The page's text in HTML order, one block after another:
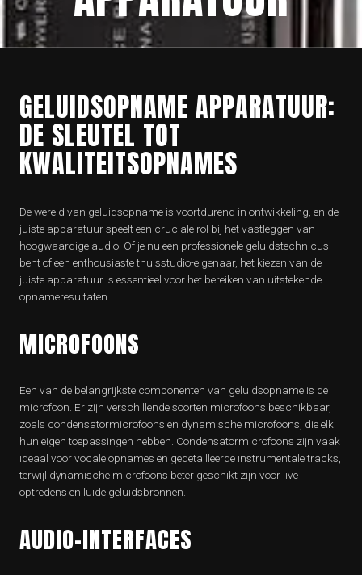
GELUIDSOPNAME APPARATUUR:
DE SLEUTEL TOT
KWALITEITSOPNAMES
De wereld van geluidsopname is voortdurend in ontwikkeling, en de
juiste apparatuur speelt een cruciale rol bij het vastleggen van
hoogwaardige audio. Of je nu een professionele geluidstechnicus
bent of een enthousiaste thuisstudio-eigenaar, het kiezen van de
juiste apparatuur is essentieel voor het bereiken van uitstekende
opnameresultaten.
MICROFOONS
Een van de belangrijkste componenten van geluidsopname is de
microfoon. Er zijn verschillende soorten microfoons beschikbaar,
zoals condensatormicrofoons en dynamische microfoons, die elk
hun eigen toepassingen hebben. Condensatormicrofoons zijn vaak
ideaal voor vocale opnames en gedetailleerde instrumentale tracks,
terwijl dynamische microfoons beter geschikt zijn voor live
optredens en luide geluidsbronnen.
AUDIO-INTERFACES